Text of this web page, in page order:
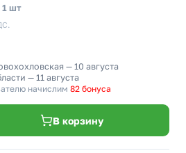
1 шт
— 10 августа
— 11 августа
начислим 82 бонуса
В корзину